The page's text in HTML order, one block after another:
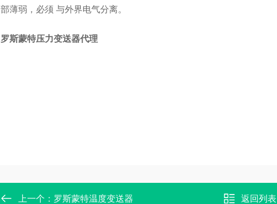
部薄弱，必须 与外界电气分离。
罗斯蒙特压力变送器代理
上一个： 罗斯蒙特温度变送器 返回列表